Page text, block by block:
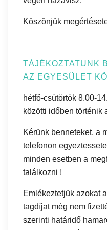
Köszönjük
TÁJÉKOZTATUNK
AZ EGYESÜLET
hétfő-csütörtök 8.00-
közötti időben történik
Kérünk benneteket, a
telefonon
minden esetben a
találkozni !
Emlékeztetjük azokat
tagdíjat még nem
szerinti határidő